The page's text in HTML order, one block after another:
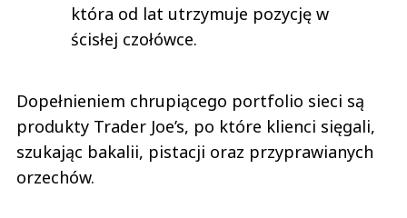
która od lat utrzymuje pozycję w
ścisłej czołówce.
Dopełnieniem chrupiącego portfolio sieci są
produkty Trader Joe’s, po które klienci sięgali,
szukając bakalii, pistacji oraz przyprawianych
orzechów.